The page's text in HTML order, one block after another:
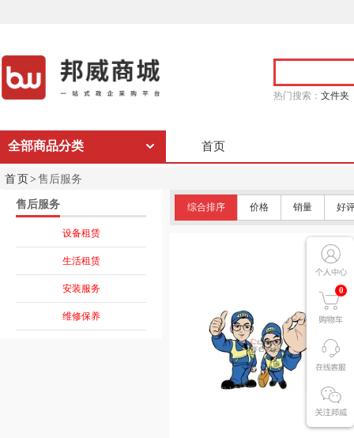
热门搜索： 文件夹
0
全部商品分类 首页
首页> 售后服务
售后服务
设备租赁
生活租赁
安装服务
维修保养
综合排序 价格 销量 好